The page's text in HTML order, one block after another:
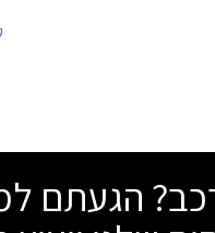
הגעתם